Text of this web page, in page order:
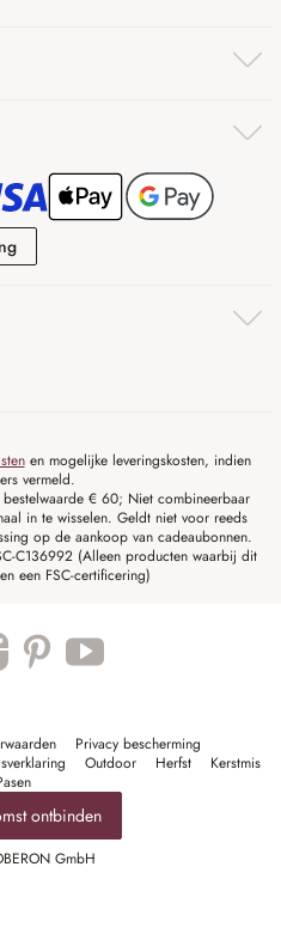
Vooruitbetaling
en mogelijke leveringskosten, indien
vermeld.
€ 60; Niet combineerbaar
in te wisselen. Geldt niet voor reeds
op de aankoop van cadeaubonnen.
C136992 (Alleen producten waarbij dit
een FSC-certificering)
Privacy bescherming
Outdoor Herfst
Kerstmis
ontbinden
GmbH